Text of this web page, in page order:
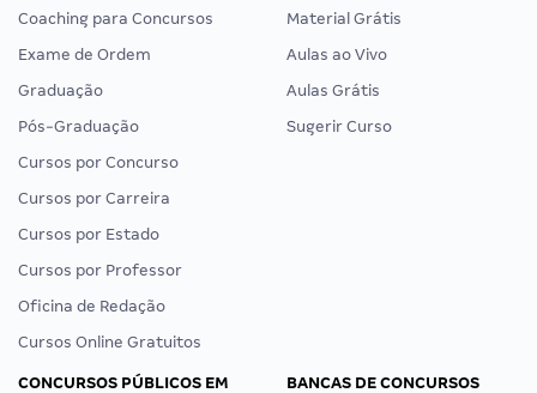
Coaching para Concursos
Exame de Ordem
Graduação
Pós-Graduação
Cursos por Concurso
Cursos por Carreira
Cursos por Estado
Cursos por Professor
Oficina de Redação
Cursos Online Gratuitos
Material Grátis
Aulas ao Vivo
Aulas Grátis
Sugerir Curso
CONCURSOS PÚBLICOS EM
BANCAS DE CONCURSOS